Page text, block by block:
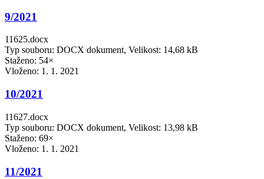
9/2021
11625.docx
Typ souboru: DOCX dokument, Velikost: 14,68 kB
Staženo: 54×
Vloženo: 1. 1. 2021
10/2021
11627.docx
Typ souboru: DOCX dokument, Velikost: 13,98 kB
Staženo: 69×
Vloženo: 1. 1. 2021
11/2021